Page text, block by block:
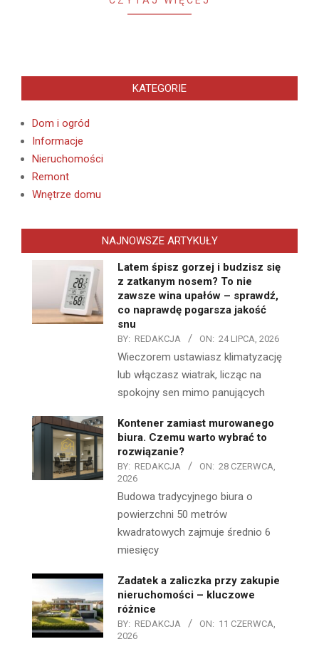
KATEGORIE
Dom i ogród
Informacje
Nieruchomości
Remont
Wnętrze domu
NAJNOWSZE ARTYKUŁY
Latem śpisz gorzej i budzisz się
z zatkanym nosem? To nie
zawsze wina upałów – sprawdź,
co naprawdę pogarsza jakość
snu
BY: REDAKCJA ON: 24 LIPCA, 2026
Wieczorem ustawiasz klimatyzację
lub włączasz wiatrak, licząc na
spokojny sen mimo panujących
Kontener zamiast murowanego
biura. Czemu warto wybrać to
rozwiązanie?
BY: REDAKCJA ON: 28 CZERWCA,
2026
Budowa tradycyjnego biura o
powierzchni 50 metrów
kwadratowych zajmuje średnio 6
miesięcy
Zadatek a zaliczka przy zakupie
nieruchomości – kluczowe
różnice
BY: REDAKCJA ON: 11 CZERWCA,
2026